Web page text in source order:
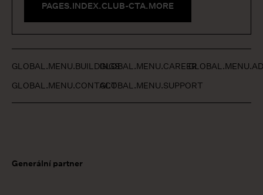
PAGES.INDEX.CLUB-CTA.MORE
GLOBAL.MENU.BUILDINGSGLOBAL.MENU.CAREER
GLOBAL.MENU.CONTACTGLOBAL.MENU.SUPPORT
Generální partner